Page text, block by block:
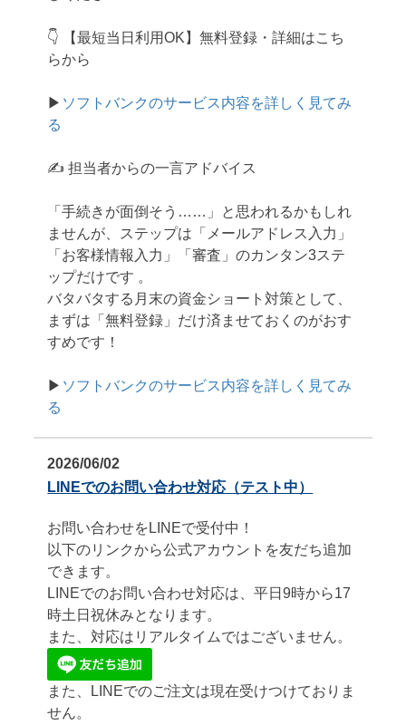
👇 【最短当日利用OK】無料登録・詳細はこち
らから
▶ ソフトバンクのサービス内容を詳しく見てみ
る
✍️ 担当者からの一言アドバイス
「手続きが面倒そう……」と思われるかもしれ
ませんが、ステップは「メールアドレス入力」
「お客様情報入力」「審査」のカンタン3ステ
ップだけです 。
バタバタする月末の資金ショート対策として、
まずは「無料登録」だけ済ませておくのがおす
すめです！
▶ ソフトバンクのサービス内容を詳しく見てみ
る
2026/06/02
LINEでのお問い合わせ対応（テスト中）
お問い合わせをLINEで受付中！
以下のリンクから公式アカウントを友だち追加
できます。
LINEでのお問い合わせ対応は、平日9時から17
時土日祝休みとなります。
また、対応はリアルタイムではございません。
また、LINEでのご注文は現在受けつけておりま
せん。